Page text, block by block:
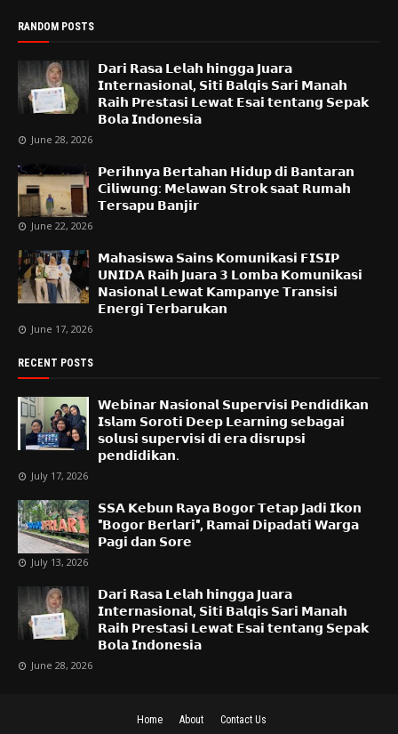
RANDOM POSTS
𝗗𝗮𝗿𝗶 𝗥𝗮𝘀𝗮 𝗟𝗲𝗹𝗮𝗵 𝗵𝗶𝗻𝗴𝗴𝗮 𝗝𝘂𝗮𝗿𝗮
𝗜𝗻𝘁𝗲𝗿𝗻𝗮𝘀𝗶𝗼𝗻𝗮𝗹, 𝗦𝗶𝘁𝗶 𝗕𝗮𝗹𝗾𝗶𝘀 𝗦𝗮𝗿𝗶 𝗠𝗮𝗻𝗮𝗵
𝗥𝗮𝗶𝗵 𝗣𝗿𝗲𝘀𝘁𝗮𝘀𝗶 𝗟𝗲𝘄𝗮𝘁 𝗘𝘀𝗮𝗶 𝘁𝗲𝗻𝘁𝗮𝗻𝗴 𝗦𝗲𝗽𝗮𝗸
𝗕𝗼𝗹𝗮 𝗜𝗻𝗱𝗼𝗻𝗲𝘀𝗶𝗮
June 28, 2026
𝗣𝗲𝗿𝗶𝗵𝗻𝘆𝗮 𝗕𝗲𝗿𝘁𝗮𝗵𝗮𝗻 𝗛𝗶𝗱𝘂𝗽 𝗱𝗶 𝗕𝗮𝗻𝘁𝗮𝗿𝗮𝗻
𝗖𝗶𝗹𝗶𝘄𝘂𝗻𝗴: 𝗠𝗲𝗹𝗮𝘄𝗮𝗻 𝗦𝘁𝗿𝗼𝗸 𝘀𝗮𝗮𝘁 𝗥𝘂𝗺𝗮𝗵
𝗧𝗲𝗿𝘀𝗮𝗽𝘂 𝗕𝗮𝗻𝗷𝗶𝗿
June 22, 2026
𝗠𝗮𝗵𝗮𝘀𝗶𝘀𝘄𝗮 𝗦𝗮𝗶𝗻𝘀 𝗞𝗼𝗺𝘂𝗻𝗶𝗸𝗮𝘀𝗶 𝗙𝗜𝗦𝗜𝗣
𝗨𝗡𝗜𝗗𝗔 𝗥𝗮𝗶𝗵 𝗝𝘂𝗮𝗿𝗮 𝟯 𝗟𝗼𝗺𝗯𝗮 𝗞𝗼𝗺𝘂𝗻𝗶𝗸𝗮𝘀𝗶
𝗡𝗮𝘀𝗶𝗼𝗻𝗮𝗹 𝗟𝗲𝘄𝗮𝘁 𝗞𝗮𝗺𝗽𝗮𝗻𝘆𝗲 𝗧𝗿𝗮𝗻𝘀𝗶𝘀𝗶
𝗘𝗻𝗲𝗿𝗴𝗶 𝗧𝗲𝗿𝗯𝗮𝗿𝘂𝗸𝗮𝗻
June 17, 2026
RECENT POSTS
𝗪𝗲𝗯𝗶𝗻𝗮𝗿 𝗡𝗮𝘀𝗶𝗼𝗻𝗮𝗹 𝗦𝘂𝗽𝗲𝗿𝘃𝗶𝘀𝗶 𝗣𝗲𝗻𝗱𝗶𝗱𝗶𝗸𝗮𝗻
𝗜𝘀𝗹𝗮𝗺 𝗦𝗼𝗿𝗼𝘁𝗶 𝗗𝗲𝗲𝗽 𝗟𝗲𝗮𝗿𝗻𝗶𝗻𝗴 𝘀𝗲𝗯𝗮𝗴𝗮𝗶
𝘀𝗼𝗹𝘂𝘀𝗶 𝘀𝘂𝗽𝗲𝗿𝘃𝗶𝘀𝗶 𝗱𝗶 𝗲𝗿𝗮 𝗱𝗶𝘀𝗿𝘂𝗽𝘀𝗶
𝗽𝗲𝗻𝗱𝗶𝗱𝗶𝗸𝗮𝗻.
July 17, 2026
𝗦𝗦𝗔 𝗞𝗲𝗯𝘂𝗻 𝗥𝗮𝘆𝗮 𝗕𝗼𝗴𝗼𝗿 𝗧𝗲𝘁𝗮𝗽 𝗝𝗮𝗱𝗶 𝗜𝗸𝗼𝗻
"𝗕𝗼𝗴𝗼𝗿 𝗕𝗲𝗿𝗹𝗮𝗿𝗶", 𝗥𝗮𝗺𝗮𝗶 𝗗𝗶𝗽𝗮𝗱𝗮𝘁𝗶 𝗪𝗮𝗿𝗴𝗮
𝗣𝗮𝗴𝗶 𝗱𝗮𝗻 𝗦𝗼𝗿𝗲
July 13, 2026
𝗗𝗮𝗿𝗶 𝗥𝗮𝘀𝗮 𝗟𝗲𝗹𝗮𝗵 𝗵𝗶𝗻𝗴𝗴𝗮 𝗝𝘂𝗮𝗿𝗮
𝗜𝗻𝘁𝗲𝗿𝗻𝗮𝘀𝗶𝗼𝗻𝗮𝗹, 𝗦𝗶𝘁𝗶 𝗕𝗮𝗹𝗾𝗶𝘀 𝗦𝗮𝗿𝗶 𝗠𝗮𝗻𝗮𝗵
𝗥𝗮𝗶𝗵 𝗣𝗿𝗲𝘀𝘁𝗮𝘀𝗶 𝗟𝗲𝘄𝗮𝘁 𝗘𝘀𝗮𝗶 𝘁𝗲𝗻𝘁𝗮𝗻𝗴 𝗦𝗲𝗽𝗮𝗸
𝗕𝗼𝗹𝗮 𝗜𝗻𝗱𝗼𝗻𝗲𝘀𝗶𝗮
June 28, 2026
Home About Contact Us